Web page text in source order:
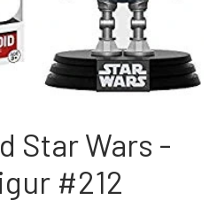
LEGENDS
PICTURES
PIXAR
LEGENDS
PATROL
FIRKANT
Star Wars -
#212